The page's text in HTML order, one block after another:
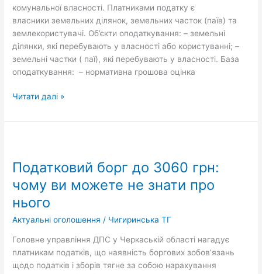
комунальної власності. Платниками податку є
власники земельних ділянок, земельних часток (паїв) та
землекористувачі. Об’єкти оподаткування: – земельні
ділянки, які перебувають у власності або користуванні; –
земельні частки ( паї), які перебувають у власності. База
оподаткування: – нормативна грошова оцінка
Читати далі »
Податковий борг до 3060 грн:
чому ви можете не знати про
нього
Актуальні оголошення / Чигиринська ТГ
Головне управління ДПС у Черкаській області нагадує
платникам податків, що наявність боргових зобов’язань
щодо податків і зборів тягне за собою нарахування
до
грн:
чому
ви
не
знати
про